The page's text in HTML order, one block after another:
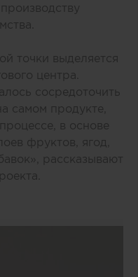
точки выделяется
центра.
сосредоточить
самом продукте,
в основе
фруктов, ягод,
рассказывают